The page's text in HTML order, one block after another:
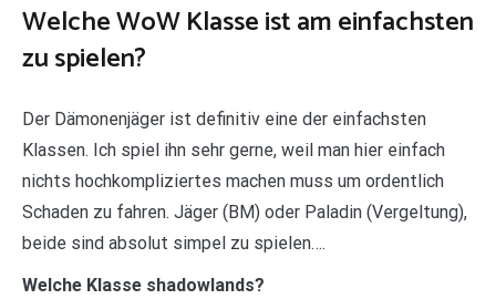
Welche WoW Klasse ist am einfachsten
zu spielen?
Der Dämonenjäger ist definitiv eine der einfachsten
Klassen. Ich spiel ihn sehr gerne, weil man hier einfach
nichts hochkompliziertes machen muss um ordentlich
Schaden zu fahren. Jäger (BM) oder Paladin (Vergeltung),
beide sind absolut simpel zu spielen….
Welche Klasse shadowlands?